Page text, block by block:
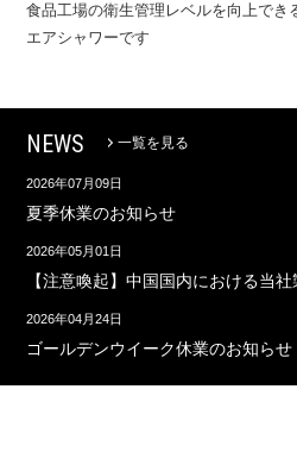
食品工場の衛生管理レベルを向上でき
エアシャワーです
NEWS 一覧を見る
2026年07月09日
夏季休業のお知らせ
2026年05月01日
【注意喚起】中国国内における当
2026年04月24日
ゴールデンウイーク休業のお知らせ